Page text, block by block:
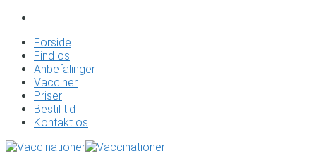
Forside
Find os
Anbefalinger
Vacciner
Priser
Bestil tid
Kontakt os